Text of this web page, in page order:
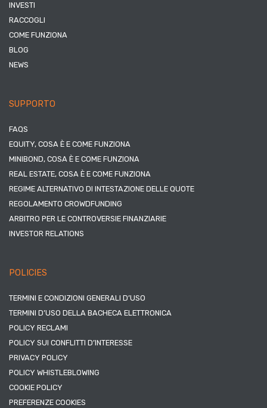
INVESTI
RACCOGLI
COME FUNZIONA
BLOG
NEWS
SUPPORTO
FAQS
EQUITY, COSA È E COME FUNZIONA
MINIBOND, COSA È E COME FUNZIONA
REAL ESTATE, COSA È E COME FUNZIONA
REGIME ALTERNATIVO DI INTESTAZIONE DELLE QUOTE
REGOLAMENTO CROWDFUNDING
ARBITRO PER LE CONTROVERSIE FINANZIARIE
INVESTOR RELATIONS
POLICIES
TERMINI E CONDIZIONI GENERALI D’USO
TERMINI D’USO DELLA BACHECA ELETTRONICA
POLICY RECLAMI
POLICY SUI CONFLITTI D’INTERESSE
PRIVACY POLICY
POLICY WHISTLEBLOWING
COOKIE POLICY
PREFERENZE COOKIES